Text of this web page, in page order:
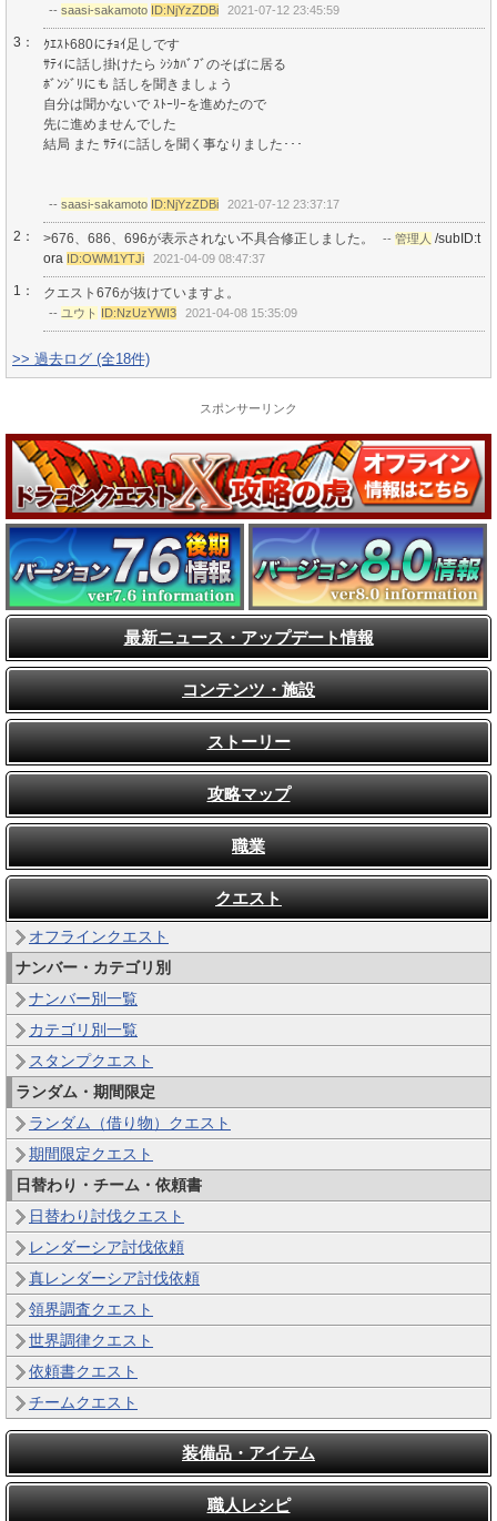
-- saasi-sakamoto ID:NjYzZDBi 2021-07-12 23:45:59
3：
ｸｴｽﾄ680にﾁｮｲ足しです
ｻﾃｨに話し掛けたら ｼｼｶﾊﾞﾌﾞのそばに居る
ﾎﾞﾝｼﾞﾘにも 話しを聞きましょう
自分は聞かないで ｽﾄｰﾘｰを進めたので
先に進めませんでした
結局 また ｻﾃｨに話しを聞く事なりました･･･
-- saasi-sakamoto ID:NjYzZDBi 2021-07-12 23:37:17
2： >676、686、696が表示されない不具合修正しました。 -- 管理人 /subID:t
ora
ID:OWM1YTJi 2021-04-09 08:47:37
1： クエスト676が抜けていますよ。
-- ユウト ID:NzUzYWI3 2021-04-08 15:35:09
>> 過去ログ (全18件)
スポンサーリンク
最新ニュース・アップデート情報
コンテンツ・施設
ストーリー
攻略マップ
職業
クエスト
オフラインクエスト
ナンバー・カテゴリ別
ナンバー別一覧
カテゴリ別一覧
スタンプクエスト
ランダム・期間限定
ランダム（借り物）クエスト
期間限定クエスト
日替わり・チーム・依頼書
日替わり討伐クエスト
レンダーシア討伐依頼
真レンダーシア討伐依頼
領界調査クエスト
世界調律クエスト
依頼書クエスト
チームクエスト
装備品・アイテム
職人レシピ